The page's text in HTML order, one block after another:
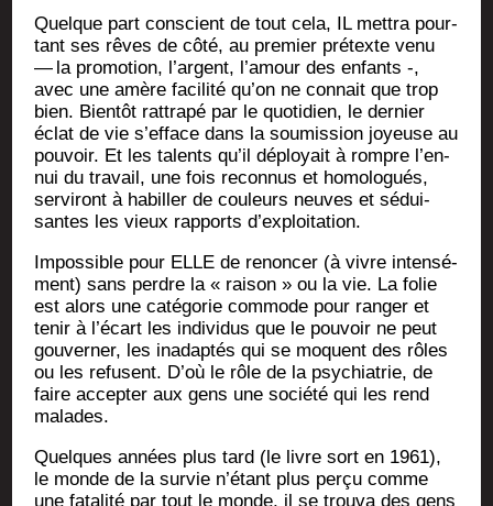
Quelque part conscient de tout cela, IL met­tra pour­
tant ses rêves de côté, au pre­mier pré­texte venu
— la pro­mo­tion, l’argent, l’a­mour des enfants -,
avec une amère faci­li­té qu’on ne connait que trop
bien. Bien­tôt rat­tra­pé par le quo­ti­dien, le der­nier
éclat de vie s’ef­face dans la sou­mis­sion joyeuse au
pou­voir. Et les talents qu’il déployait à rompre l’en­
nui du tra­vail, une fois recon­nus et homo­lo­gués,
ser­vi­ront à habiller de cou­leurs neuves et sédui­
santes les vieux rap­ports d’exploitation.
Impos­sible pour ELLE de renon­cer (à vivre inten­sé­
ment) sans perdre la « rai­son » ou la vie. La folie
est alors une caté­go­rie com­mode pour ran­ger et
tenir à l’é­cart les indi­vi­dus que le pou­voir ne peut
gou­ver­ner, les inadap­tés qui se moquent des rôles
ou les refusent. D’où le rôle de la psy­chia­trie, de
faire accep­ter aux gens une socié­té qui les rend
malades.
Quelques années plus tard (le livre sort en 1961),
le monde de la sur­vie n’é­tant plus per­çu comme
une fata­li­té par tout le monde, il se trou­va des gens